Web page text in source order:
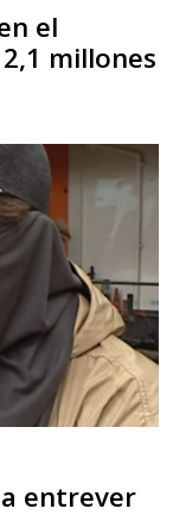
el
millones
entrever